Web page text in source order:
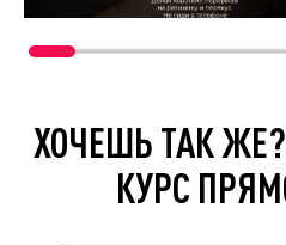
ХОЧЕШЬ ТАК
КУРС